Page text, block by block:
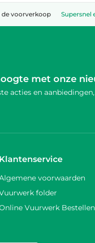
voorverkoop Supersnel
met onze
acties en
Klantenservice
voorwaarden
folder
Vuurwerk Bestellen